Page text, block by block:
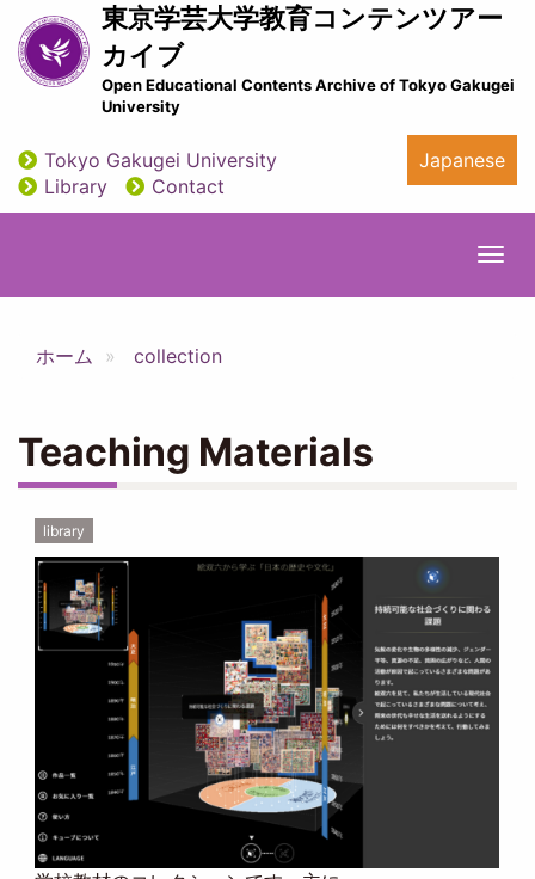
Skip
to
main
content
東京学芸大学教育コンテンツアー
カイブ
Open Educational Contents Archive of Tokyo Gakugei
University
utility
Tokyo Gakugei University
Library
Contact
Japanese
ホーム collection
Teaching Materials
library